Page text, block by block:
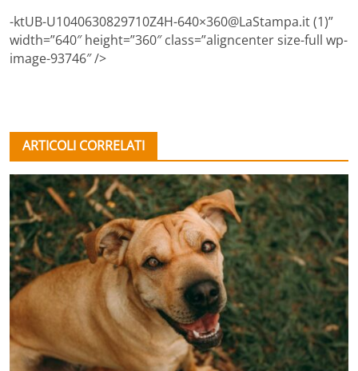
-ktUB-U1040630829710Z4H-640×360@LaStampa.it (1)”
width=”640″ height=”360″ class=”aligncenter size-full wp-
image-93746″ />
ARTICOLI CORRELATI